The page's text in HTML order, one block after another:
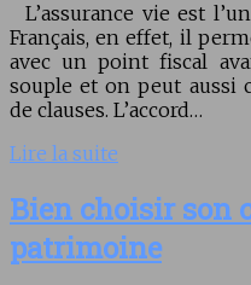
L’assurance vie est
Français, en effet, il
avec un point fiscal
souple et on peut aussi
de clauses. L’accord…
Lire la suite
Bien choisir son
patrimoine